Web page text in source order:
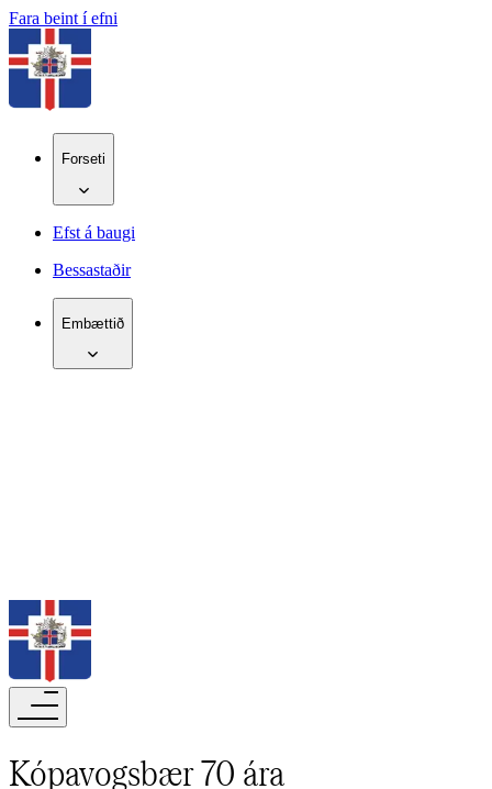
Fara beint í efni
Forseti
Efst á baugi
Bessastaðir
Embættið
Kópavogsbær 70 ára​​​​‌ ‍ ​‍​‍‌‍ ‌ ​‍‌‍‍‌‌‍‌ ‌‍‍‌‌‍ ‍​‍​‍​ ‍‍​‍​‍‌ ​ ‌‍​‌‌‍ ‍‌‍‍‌‌ ‌​‌ ‍‌​‍ ‍‌‍‍‌‌‍ ​‍​‍​‍ ​​‍​‍‌‍‍​‌ ​‍‌‍‌‌‌‍‌‍​‍​‍​ ‍‍​‍​‍‌‍‍​‌ ‌​‌ ‌​‌ ​​‌ ​ ​‍ ​‍ ‌‍‌‍‌‍ ‌ ​‍‌ ​ ‌‍‌‌‌ ‌​‌‍‍‌​‍ ‌‌‍‍‌‌ ​ ‌‍ ​‌‍​‌‌‍ ‍‌‍‌​‌ ​ ​‍ ‍‌ ‌‍‌‍‌‌‌ ​‍‌‍​ ‌‍‌‌‌‍ ​​‍ ‍‌‍​‌‌ ​​‌ ​​​‍ ‌ ​ ‌ ‌​‌ ‌‌‌‍‌​‌‍‍‌‌‍ ​‍ ‌‍‍‌‌‍ ‍‌ ‌​‌‍‌‌‌‍ ‍‌ ‌​​‍ ‌‍‌‌‌‍‌​‌‍‍‌‌ ‌​​‍ ‌‍ ‌‌‍ ‌‍‌​‌‍‌‌​ ‌‌ ​​‌ ​‍‌‍‌‌‌ ​ ‌‍‌‌‌‍ ‍‌ ‌​‌‍​‌‌ ‌​‌‍‍‌‌‍ ‌‍ ‍​ ‍ ‌‍‍‌‌‍‌​​ ‌‌ ‌​‌​ ​‌ ​‌‌​ ‌‌​ ​ ‌ ‌‍ ‌‍‍‌‌‍ ​‌‌‍‌‌ ‍‌‌ ‍‍‌‍‌​‌ ‍‌‌‌​ ‌ ‌ ​ ‌‌‌‍‍‌‌‌‍​‌‌​‌‌​ ‍‌​ ​​ ‍ ‌ ‌​‌ ‍‌‌ ​​‌‍‌‌​ ‌‌‍ ‍‌‍‌‌‌ ‌ ‌ ​ ​ ‍ ‌ ​​‌‍​‌‌ ‌​‌‍‍​​ ‌‌ ‌​‌‍‍‌‌ ‌​‌‍ ​‌‍‌‌​ ‌‍​‍‌‍​‌‌ ​ ‌‍‌‌‌‌‌‌‌ ​‍‌‍ ​​ ‌‌‍‍​‌ ‌​‌ ‌​‌ ​​‌ ​ ​‍‌‌​ ​‍‌​‌‍​‍‌‌​ ​‍‌​‌‍‌‍‌‍‌‍ ‌ ​‍‌ ​ ‌‍‌‌‌ ‌​‌‍‍‌​‍ ‌‌‍‍‌‌ ​ ‌‍ ​‌‍​‌‌‍ ‍‌‍‌​‌ ​ ​‍ ‍‌ ‌‍‌‍‌‌‌ ​‍‌‍​ ‌‍‌‌‌‍ ​​‍ ‍‌‍​‌‌ ​​‌ ​​​‍‌‌​ ​‍‌​‌‍‌ ​ ‌ ‌​‌ ‌‌‌‍‌​‌‍‍‌‌‍ ​‍‌‍‌‍‍‌‌‍‌​​ ‌‌ ‌​‌​ ​‌ ​‌‌​ ‌‌​ ​ ‌ ‌‍ ‌‍‍‌‌‍ ​‌‌‍‌‌ ‍‌‌ ‍‍‌‍‌​‌ ‍‌‌‌​ ‌ ‌ ​ ‌‌‌‍‍‌‌‌‍​‌‌​‌‌​ ‍‌​ ​​‍‌‍‌ ‌​‌ ‍‌‌ ​​‌‍‌‌​ ‌‌‍ ‍‌‍‌‌‌ ‌ ‌ ​ ​‍‌‍‌ ​​‌‍​‌‌ ‌​‌‍‍​​ ‌‌ ‌​‌‍‍‌‌ ‌​‌‍ ​‌‍‌‌​‍‌‍‌ ​​‌‍‌‌‌ ​‍‌ ​ ‌ ​​‌‍‌‌‌‍​ ‌ ‌​‌‍‍‌‌ ‌‍‌‍‌‌​ ‌‌ ​​‌ ‌‌‌‍​‍‌‍ ​‌‍‍‌‌ ​ ‌‍‍​‌‍‌‌‌‍‌​​‍​‍‌ ‌